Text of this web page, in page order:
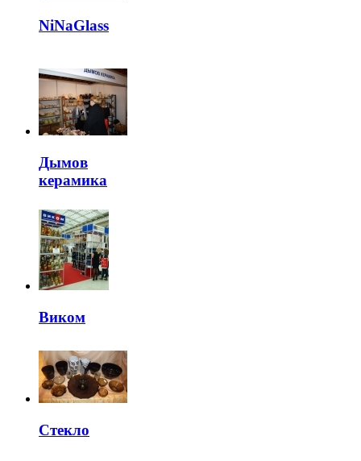
NiNaGlass
Дымов
керамика
Виком
Стекло